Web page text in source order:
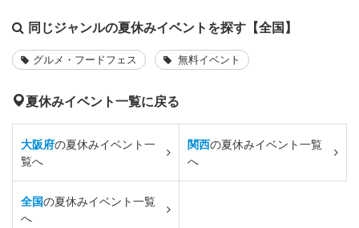
同じジャンルの夏休みイベントを探す【全国】
グルメ・フードフェス 無料イベント
夏休みイベント一覧に戻る
大阪府の夏休みイベント一
覧へ
関西の夏休みイベント一覧
へ
全国の夏休みイベント一覧
へ